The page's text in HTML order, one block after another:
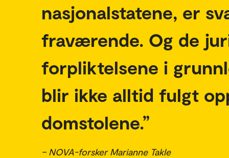
nasjonalstatene, er
fraværende. Og de
forpliktelsene i
blir ikke alltid fulgt
domstolene.
– NOVA-forsker Marianne Takle